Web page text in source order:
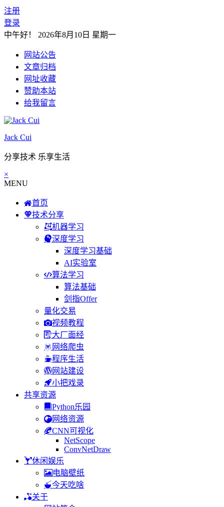
注册
登录
中午好！ 2026年8月10日 星期一
网站公告
文章归档
网址收藏
赞助本站
给我留言
Jack Cui
分享技术 乐享生活
×
MENU
首页
技术分享
机器学习
深度学习
深度学习基础
AI实验室
算法学习
算法基础
剑指Offer
量化交易
视频教程
大厂面经
网络爬虫
程序生活
网站建设
小把戏录
共享资源
Python乐园
网络资源
CNN可视化
NetScope
ConvNetDraw
休闲娱乐
电脑壁纸
今天吃啥
关于